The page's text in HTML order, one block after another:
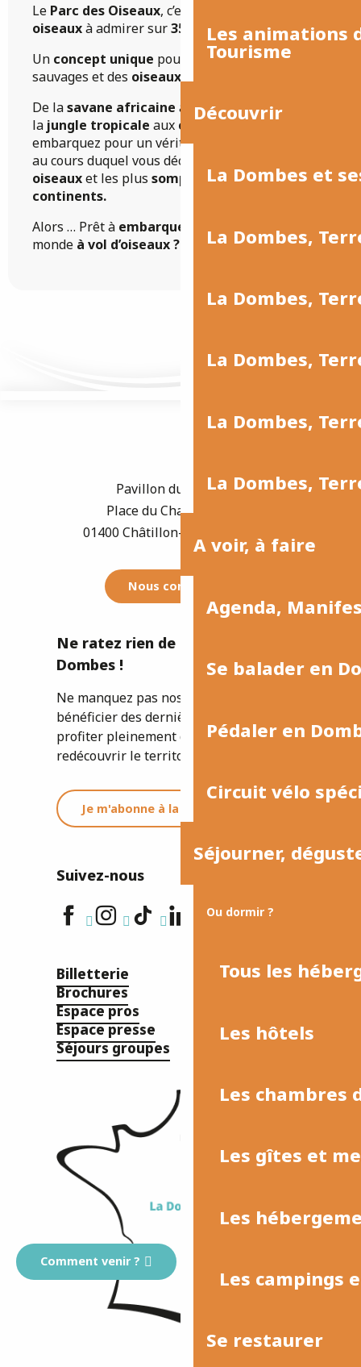
Les animations
Tourisme
Découvrir
La Dombes et
La Dombes,
La Dombes,
La Dombes,
La Dombes,
La Dombes,
A voir, à faire
Agenda,
Se balader en
Pédaler en
Circuit vélo
Séjourner,
Ou dormir ?
Tous les
Les hôtels
Les chambres
Les gîtes et
Les
Les campings
Se restaurer
Le Parc des Oiseaux, c’est
oiseauxà admirer sur35 hectares.
Un concept unique pour observer des oiseaux
sauvages et des oiseaux du monde.
De lasavane africaine auBush australien
la jungle tropicale aux côtes chiliennes
embarquez pour un véritable
au cours duquel vous découvrirez
oiseauxet les plus somptueux paysages des 5
continents.
Alors … Prêt à embarquer
pour un tour du
monde à vol d’oiseaux ?
Pavillon du Tourisme
Place du Champ de Foire
01400 Châtillon-sur-Chalaronne
Nous contacter
Ne ratez rien de l'actualité de la
Dombes !
Ne manquez pas nos newsletters pour
bénéficier des dernières informations et
profiter pleinement de votre séjour ou
redécouvrir le territoire.
Je m'abonne à la newsletter
Suivez-nous
Billetterie
Brochures
Espace pros
Espace presse
Séjours groupes
Comment venir ?